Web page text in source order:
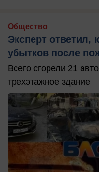
Общество
Эксперт ответил,
убытков после
Всего сгорели 21
трехэтажное здание